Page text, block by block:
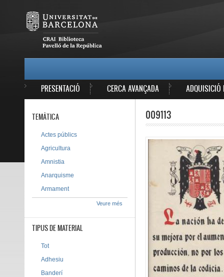
PRESENTACIÓ CERCA AVANÇADA ADQUISICIÓ
009113
TEMÀTICA
Actes públics
Agricultura
Amnistia
Anarquisme
Armament
Veure més
TIPUS DE MATERIAL
Tot
Adhesiu
Banderí